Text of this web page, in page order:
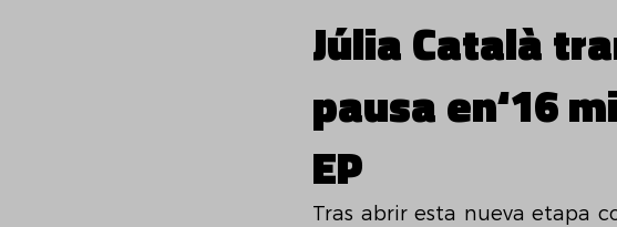
Júlia Català
pausa en‘16
EP
Tras abrir esta nueva etapa